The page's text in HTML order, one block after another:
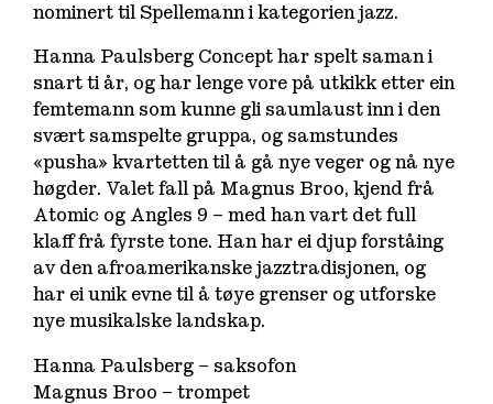
nominert til Spellemann i kategorien jazz.
Hanna Paulsberg Concept har spelt saman i
snart ti år, og har lenge vore på utkikk etter ein
femtemann som kunne gli saumlaust inn i den
svært samspelte gruppa, og samstundes
«pusha» kvartetten til å gå nye veger og nå nye
høgder. Valet fall på Magnus Broo, kjend frå
Atomic og Angles 9 – med han vart det full
klaff frå fyrste tone. Han har ei djup forståing
av den afroamerikanske jazztradisjonen, og
har ei unik evne til å tøye grenser og utforske
nye musikalske landskap.
Hanna Paulsberg – saksofon
Magnus Broo – trompet